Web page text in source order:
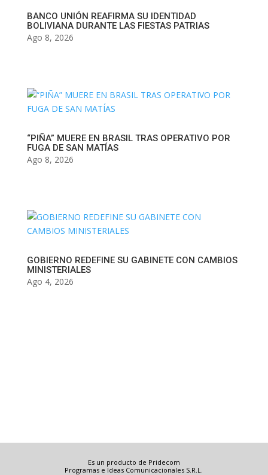
BANCO UNIÓN REAFIRMA SU IDENTIDAD
BOLIVIANA DURANTE LAS FIESTAS PATRIAS
Ago 8, 2026
“PIÑA” MUERE EN BRASIL TRAS OPERATIVO POR
FUGA DE SAN MATÍAS
Ago 8, 2026
GOBIERNO REDEFINE SU GABINETE CON CAMBIOS
MINISTERIALES
Ago 4, 2026
Es un producto de Pridecom
Programas e Ideas Comunicacionales S.R.L.